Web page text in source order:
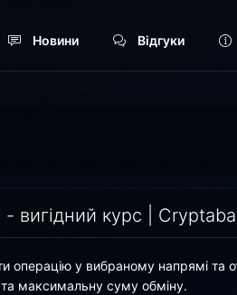
Новини Відгуки
вигідний курс |
операцію у вибраному напрямі
максимальну суму обміну.